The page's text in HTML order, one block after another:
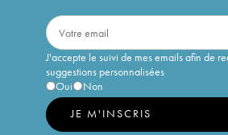
J'accepte le suivi de mes emails afin de
suggestions personnalisées
Oui
Non
JE M'INSCRIS